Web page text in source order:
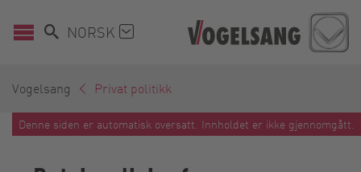
NORSK
Vogelsang Privat politikk
Denne siden er automatisk oversatt. Innholdet er ikke gjennomgått.